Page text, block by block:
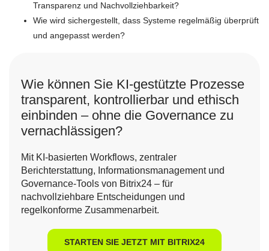
Transparenz und Nachvollziehbarkeit?
Wie wird sichergestellt, dass Systeme regelmäßig überprüft
und angepasst werden?
Wie können Sie KI-gestützte Prozesse
transparent, kontrollierbar und ethisch
einbinden – ohne die Governance zu
vernachlässigen?
Mit KI-basierten Workflows, zentraler
Berichterstattung, Informationsmanagement und
Governance-Tools von Bitrix24 – für
nachvollziehbare Entscheidungen und
regelkonforme Zusammenarbeit.
STARTEN SIE JETZT MIT BITRIX24